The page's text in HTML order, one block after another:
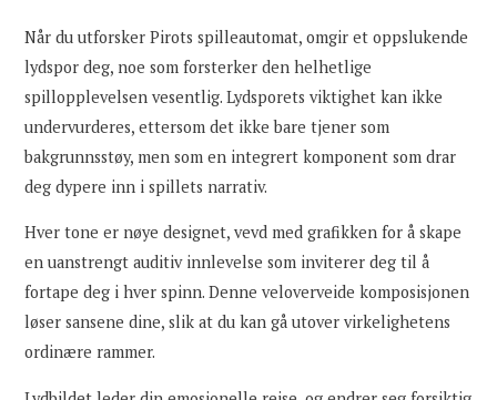
Når du utforsker Pirots spilleautomat, omgir et oppslukende
lydspor deg, noe som forsterker den helhetlige
spillopplevelsen vesentlig. Lydsporets viktighet kan ikke
undervurderes, ettersom det ikke bare tjener som
bakgrunnsstøy, men som en integrert komponent som drar
deg dypere inn i spillets narrativ.
Hver tone er nøye designet, vevd med grafikken for å skape
en uanstrengt auditiv innlevelse som inviterer deg til å
fortape deg i hver spinn. Denne veloverveide komposisjonen
løser sansene dine, slik at du kan gå utover virkelighetens
ordinære rammer.